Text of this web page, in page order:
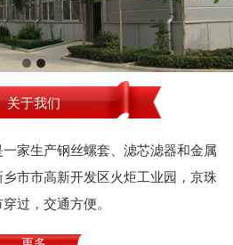
关于我们
家生产钢丝螺套、滤芯滤器和金属
市市高新开发区火炬工业园，京珠
过，交通方便。